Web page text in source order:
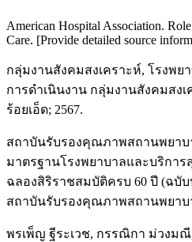
American Hospital Association.
Care. [Provide detailed source
กลุ่มงานสังคมสงเคราะห์, โรงพย
การดำเนินงาน กลุ่มงานสังคมสงเ
ร้อยเอ็ด; 2567.
สถาบันรับรองคุณภาพสถานพยาบ
มาตรฐานโรงพยาบาลและบริกา
ฉลองสิริราชสมบัติครบ 60 ปี (ฉบั
สถาบันรับรองคุณภาพสถานพยาบ
พรเพ็ญ ฐีระเวช, กรรณิกา ม่วงม